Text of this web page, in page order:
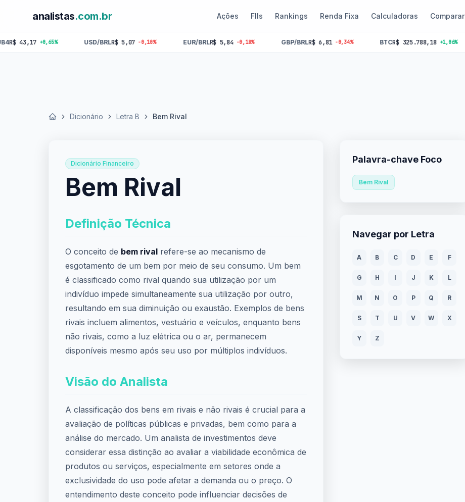
analistas.com.br Ações FIIs Rankings Renda Fixa Calculadoras Comparar
+0,65% USD/BRLR$ 5,07 -0,10% EUR/BRLR$ 5,84 -0,18% GBP/BRLR$ 6,81 -0,34% R$ 325.788,18 +1,06%
Início Dicionário Letra B Bem Rival
Dicionário Financeiro
Bem Rival
Definição Técnica
O conceito de bem rival refere-se ao mecanismo de
esgotamento de um bem por meio de seu consumo. Um bem
é classificado como rival quando sua utilização por um
indivíduo impede simultaneamente sua utilização por outro,
resultando em sua diminuição ou exaustão. Exemplos de bens
rivais incluem alimentos, vestuário e veículos, enquanto bens
não rivais, como a luz elétrica ou o ar, permanecem
disponíveis mesmo após seu uso por múltiplos indivíduos.
Visão do Analista
A classificação dos bens em rivais e não rivais é crucial para a
avaliação de políticas públicas e privadas, bem como para a
análise do mercado. Um analista de investimentos deve
considerar essa distinção ao avaliar a viabilidade econômica de
produtos ou serviços, especialmente em setores onde a
exclusividade do uso pode afetar a demanda ou o preço. O
entendimento deste conceito pode influenciar decisões de
Palavra-chave Foco
Bem Rival
Navegar por Letra
A B C D E F
G H I J K L
M N O P Q R
S T U V W X
Y Z